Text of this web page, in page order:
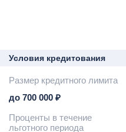
Условия кредитования
Размер кредитного лимита
до 700 000 ₽
Проценты в течение
льготного периода